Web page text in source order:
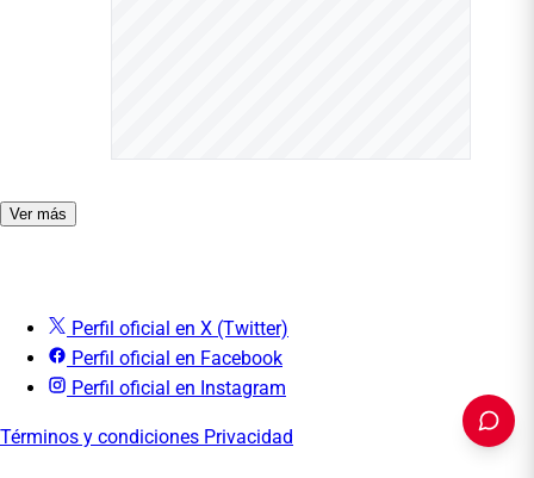
Ver más
Perfil oficial en X (Twitter)
Perfil oficial en Facebook
Perfil oficial en Instagram
Términos y condiciones Privacidad